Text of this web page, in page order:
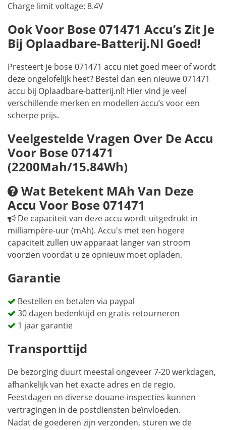
Charge limit voltage: 8.4V
Ook Voor Bose 071471 Accu’s Zit Je
Bij Oplaadbare-Batterij.nl Goed!
Presteert je bose 071471 accu niet goed meer of wordt
deze ongelofelijk heet? Bestel dan een nieuwe 071471
accu bij Oplaadbare-batterij.nl! Hier vind je veel
verschillende merken en modellen accu’s voor een
scherpe prijs.
Veelgestelde Vragen Over De Accu
Voor Bose 071471
(2200Mah/15.84Wh)
Wat Betekent MAh Van Deze
Accu Voor Bose 071471
De capaciteit van deze accu wordt uitgedrukt in
milliampère-uur (mAh). Accu's met een hogere
capaciteit zullen uw apparaat langer van stroom
voorzien voordat u ze opnieuw moet opladen.
Garantie
Bestellen en betalen via paypal
30 dagen bedenktijd en gratis retourneren
1 jaar garantie
Transporttijd
De bezorging duurt meestal ongeveer 7-20 werkdagen,
afhankelijk van het exacte adres en de regio.
Feestdagen en diverse douane-inspecties kunnen
vertragingen in de postdiensten beïnvloeden.
Nadat de goederen zijn verzonden, sturen we de